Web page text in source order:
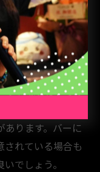
や大田区の住宅
プライベート感を
います。
レビューを確認し
ク」などは、オリ
ると評判で、記
あります。バーに
されている場合も
でしょう。